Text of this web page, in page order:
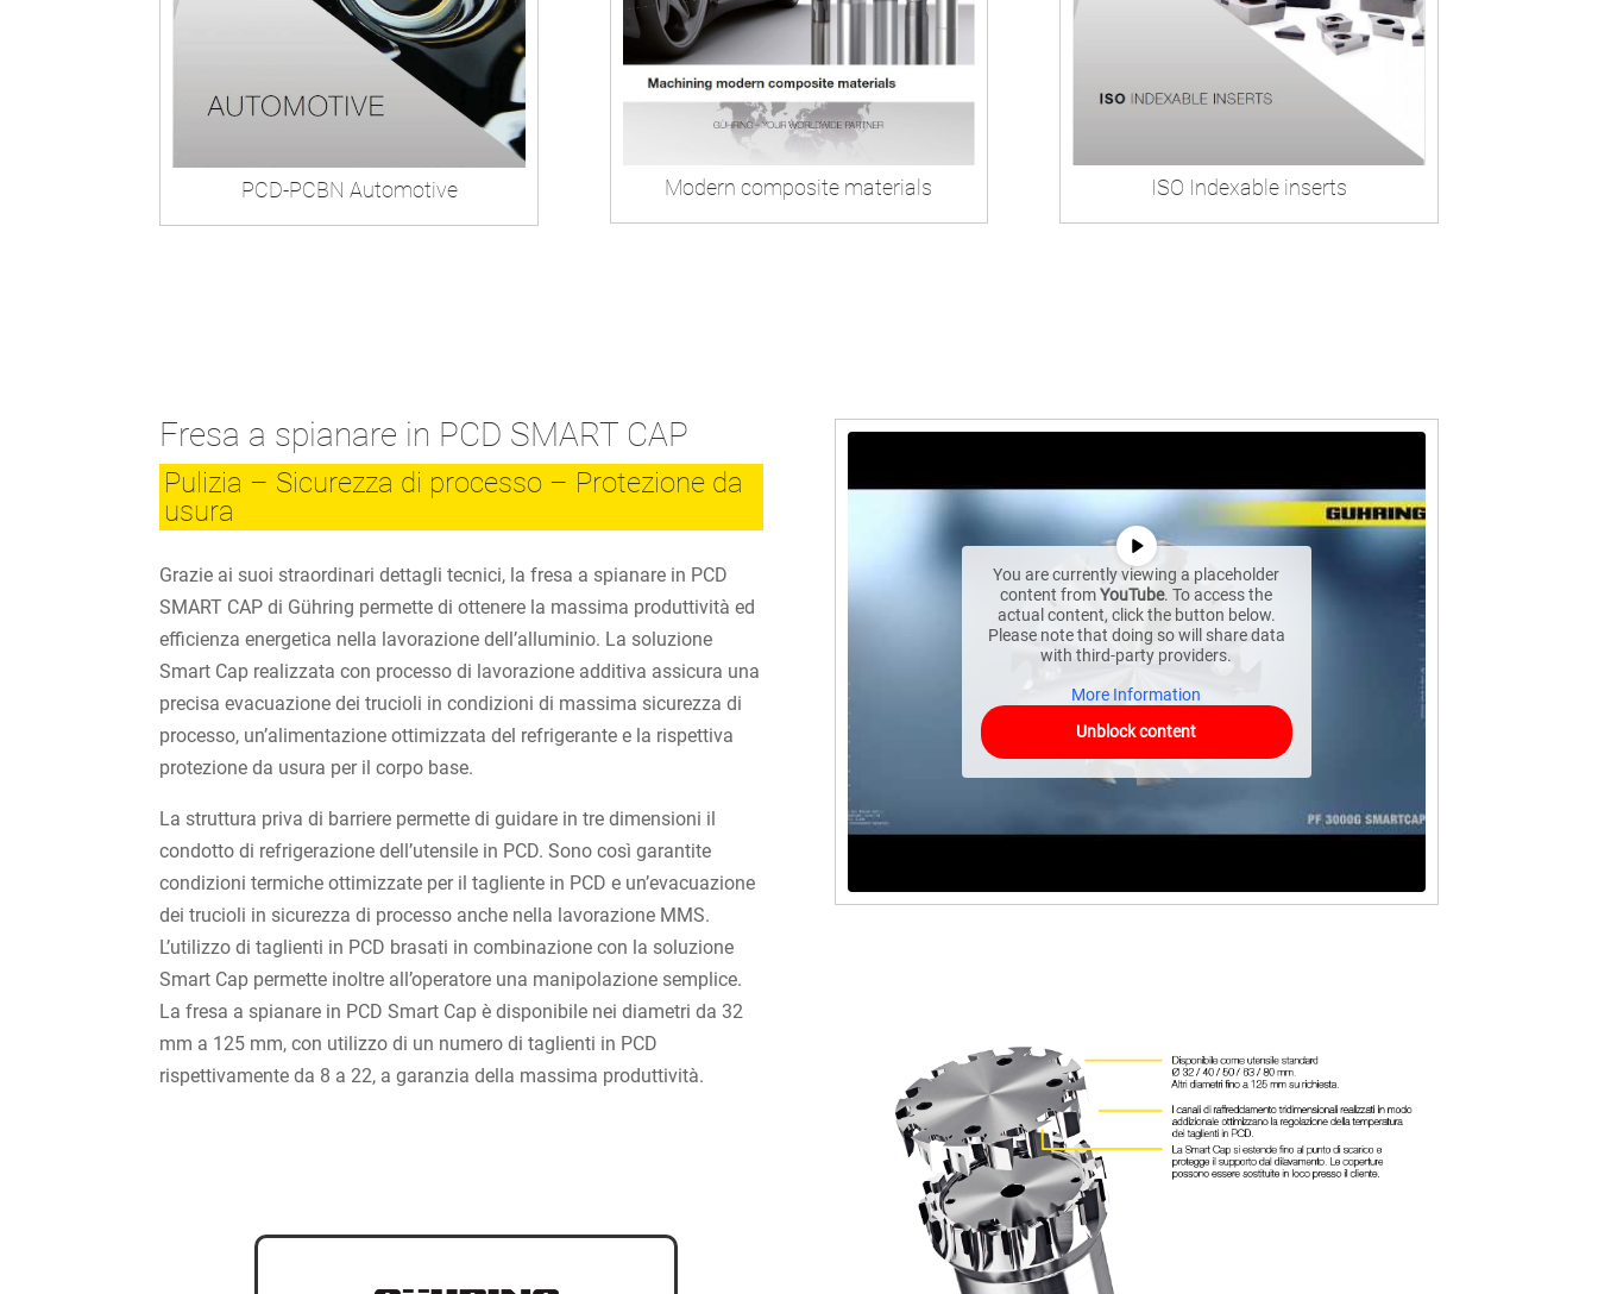
PCD-PCBN Automotive Modern composite materials ISO Indexable inserts
Fresa a spianare in PCD SMART CAP
Pulizia – Sicurezza di processo – Protezione da
usura
Grazie ai suoi straordinari dettagli tecnici, la fresa a spianare in PCD
SMART CAP di Gühring permette di ottenere la massima produttività ed
efficienza energetica nella lavorazione dell’alluminio. La soluzione
Smart Cap realizzata con processo di lavorazione additiva assicura una
precisa evacuazione dei trucioli in condizioni di massima sicurezza di
processo, un’alimentazione ottimizzata del refrigerante e la rispettiva
protezione da usura per il corpo base.
La struttura priva di barriere permette di guidare in tre dimensioni il
condotto di refrigerazione dell’utensile in PCD. Sono così garantite
condizioni termiche ottimizzate per il tagliente in PCD e un’evacuazione
dei trucioli in sicurezza di processo anche nella lavorazione MMS.
L’utilizzo di taglienti in PCD brasati in combinazione con la soluzione
Smart Cap permette inoltre all’operatore una manipolazione semplice.
La fresa a spianare in PCD Smart Cap è disponibile nei diametri da 32
mm a 125 mm, con utilizzo di un numero di taglienti in PCD
rispettivamente da 8 a 22, a garanzia della massima produttività.
You are currently viewing a placeholder
content fromYouTube. To access the
actual content, click the button below.
Please note that doing so will share data
with third-party providers.
More Information
Unblock content